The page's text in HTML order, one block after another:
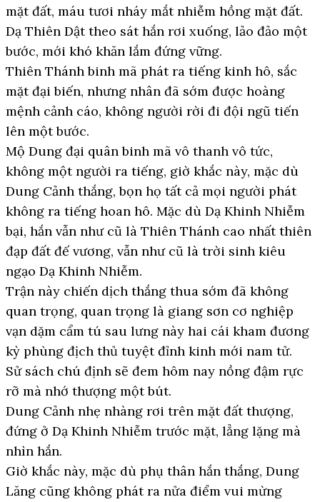
mặt đất, máu tươi nháy mắt nhiễm hồng mặt đất.
Dạ Thiên Dật theo sát hắn rơi xuống, lảo đảo một
bước, mới khó khăn lắm đứng vững.
Thiên Thánh binh mã phát ra tiếng kinh hô, sắc
mặt đại biến, nhưng nhân đã sớm được hoàng
mệnh cảnh cáo, không người rời đi đội ngũ tiến
lên một bước.
Mộ Dung đại quân binh mã vô thanh vô tức,
không một người ra tiếng, giờ khắc này, mặc dù
Dung Cảnh thắng, bọn họ tất cả mọi người phát
không ra tiếng hoan hô. Mặc dù Dạ Khinh Nhiễm
bại, hắn vẫn như cũ là Thiên Thánh cao nhất thiên
đạp đất đế vương, vẫn như cũ là trời sinh kiêu
ngạo Dạ Khinh Nhiễm.
Trận này chiến dịch thắng thua sớm đã không
quan trọng, quan trọng là giang sơn cơ nghiệp
vạn dặm cẩm tú sau lưng này hai cái kham đương
kỳ phùng địch thủ tuyệt đỉnh kinh mới nam tử.
Sử sách chú định sẽ đem hôm nay nồng đậm rực
rỡ mà nhớ thượng một bút.
Dung Cảnh nhẹ nhàng rơi trên mặt đất thượng,
đứng ở Dạ Khinh Nhiễm trước mặt, lẳng lặng mà
nhìn hắn.
Giờ khắc này, mặc dù phụ thân hắn thắng, Dung
Lăng cũng không phát ra nửa điểm vui mừng